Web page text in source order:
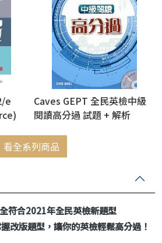
e
Caves GEPT 全民英檢中級
閱讀高分過 試題 + 解析
市，此版售完為止)
看全系列商品
符合2021年全民英檢新題型
改版題型，讓你的英檢輕鬆高分過！